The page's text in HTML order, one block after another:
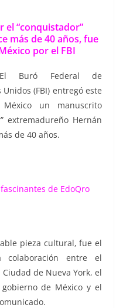
“conquistador”
más de 40 años, fue
por el FBI
Buró Federal de
(FBI) entregó este
un manuscrito
extremadureño Hernán
de 40 años.
de EdoQro
pieza cultural, fue el
colaboración entre el
de Nueva York, el
de México y el